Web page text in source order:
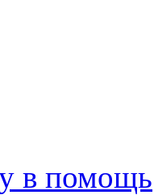
в помощь